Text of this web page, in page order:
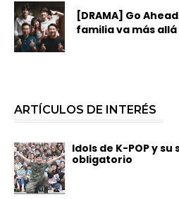
[DRAMA] Go
familia va más
ARTÍCULOS DE INTERÉS
Idols de K-POP y
obligatorio